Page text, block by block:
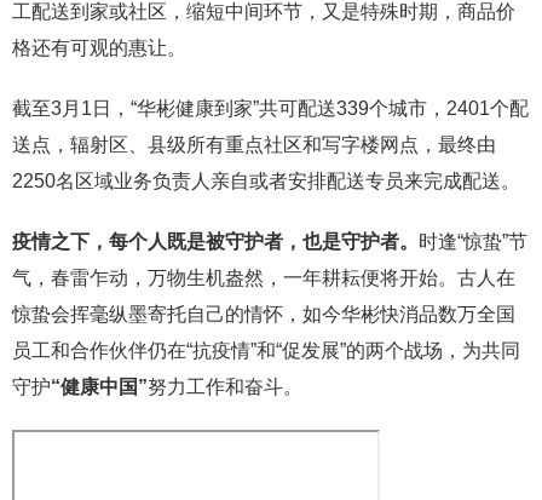
工配送到家或社区，缩短中间环节，又是特殊时期，商品价
格还有可观的惠让。
截至3月1日，“华彬健康到家”共可配送339个城市，2401个配
送点，辐射区、县级所有重点社区和写字楼网点，最终由
2250名区域业务负责人亲自或者安排配送专员来完成配送。
疫情之下，每个人既是被守护者，也是守护者。 时逢“惊蛰”节
气，春雷乍动，万物生机盎然，一年耕耘便将开始。古人在
惊蛰会挥毫纵墨寄托自己的情怀，如今华彬快消品数万全国
员工和合作伙伴仍在“抗疫情”和“促发展”的两个战场，为共同
守护“健康中国”努力工作和奋斗。